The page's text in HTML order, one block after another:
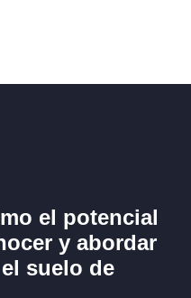
el potencial
y abordar
suelo de